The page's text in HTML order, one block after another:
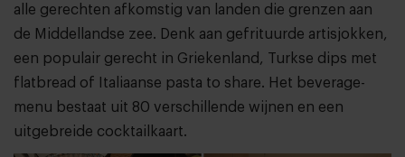
alle gerechten afkomstig van landen die grenzen aan
de Middellandse zee. Denk aan gefrituurde artisjokken,
een populair gerecht in Griekenland, Turkse dips met
flatbread of Italiaanse pasta to share. Het beverage-
menu bestaat uit 80 verschillende wijnen en een
uitgebreide cocktailkaart.